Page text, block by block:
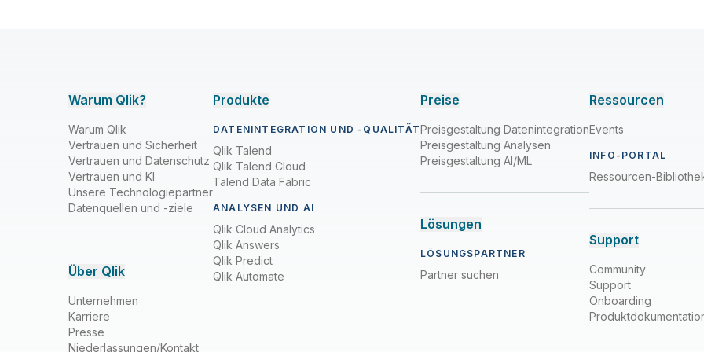
Warum Qlik?
Warum Qlik
Vertrauen und Sicherheit
Vertrauen und Datenschutz
Vertrauen und KI
Unsere Technologiepartner
Datenquellen und -ziele
Über Qlik
Unternehmen
Karriere
Presse
Niederlassungen/Kontakt
Produkte
DATENINTEGRATION UND -QUALITÄT
Qlik Talend
Qlik Talend Cloud
Talend Data Fabric
ANALYSEN UND AI
Qlik Cloud Analytics
Qlik Answers
Qlik Predict
Qlik Automate
Preise
Preisgestaltung Datenintegration
Preisgestaltung Analysen
Preisgestaltung AI/ML
Lösungen
LÖSUNGSPARTNER
Partner suchen
Ressourcen
Events
INFO-PORTAL
Ressourcen-
Support
Community
Support
Onboarding